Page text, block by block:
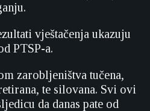
vještačenja ukazuju
PTSP-a.
zarobljeništva tučena,
te silovana. Svi ovi
da danas pate od